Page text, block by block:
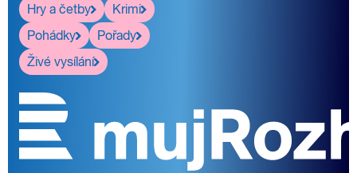
Hry a četby
Krimi
Pohádky
Pořady
Živé vysílání